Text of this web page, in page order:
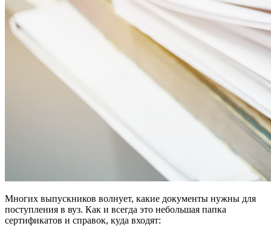
Многих выпускников волнует, какие документы нужны для
поступления в вуз. Как и всегда это небольшая папка
сертификатов и справок, куда входят: